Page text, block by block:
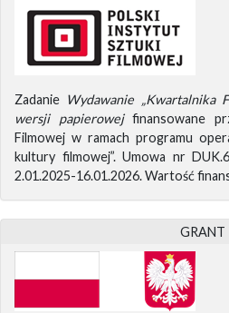
Zadanie Wydawanie „Kwartalnika
wersji papierowejfinansowane
Filmowej w ramach programu
kultury filmowej”. Umowa nr
2.01.2025-16.01.2026. Wartość
GRANT